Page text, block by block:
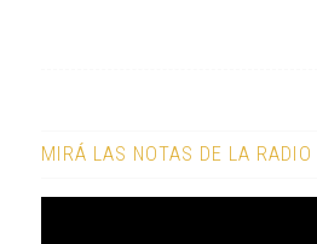
MIRÁ LAS NOTAS DE LA RADIO